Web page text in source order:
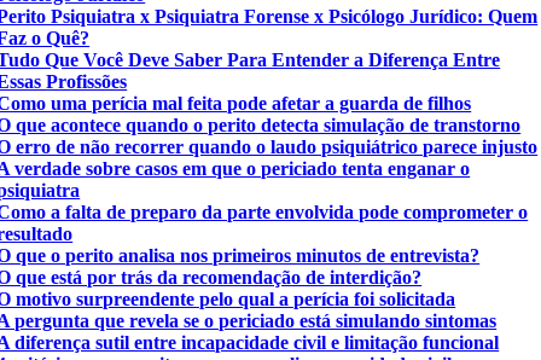
Psiquiatra x Psiquiatra Forense x Psicólogo Jurídico: Quem
o Quê?
Que Você Deve Saber Para Entender a Diferença Entre
Profissões
uma perícia mal feita pode afetar a guarda de filhos
que acontece quando o perito detecta simulação de transtorno
erro de não recorrer quando o laudo psiquiátrico parece injusto
verdade sobre casos em que o periciado tenta enganar o
a falta de preparo da parte envolvida pode comprometer o
que o perito analisa nos primeiros minutos de entrevista?
que está por trás da recomendação de interdição?
motivo surpreendente pelo qual a perícia foi solicitada
pergunta que revela se o periciado está simulando sintomas
diferença sutil entre incapacidade civil e limitação funcional